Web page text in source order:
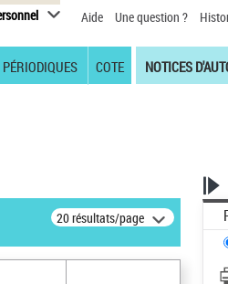
Aide Une question ?
PÉRIODIQUES COTE NOTICES
20 résultats/page